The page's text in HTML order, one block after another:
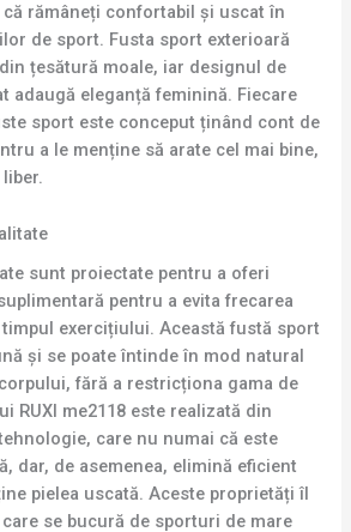
rămâneți confortabil și uscat în
de sport. Fusta sport exterioară
țesătură moale, iar designul de
adaugă eleganță feminină. Fiecare
sport este conceput ținând cont de
a le menține să arate cel mai bine,
sunt proiectate pentru a oferi
pentru a evita frecarea
exercițiului. Această fustă sport
și se poate întinde în mod natural
fără a restricționa gama de
RUXI me2118 este realizată din
care nu numai că este
dar, de asemenea, elimină eficient
pielea uscată. Aceste proprietăți îl
se bucură de sporturi de mare